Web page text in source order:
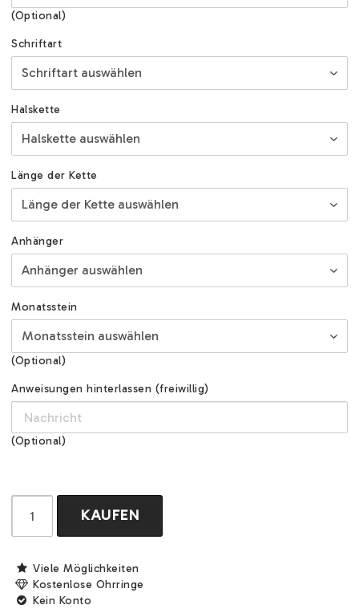
(Optional)
Schriftart
Halskette
Länge der Kette
Anhänger
Monatsstein
(Optional)
Anweisungen hinterlassen (freiwillig)
(Optional)
KAUFEN
Viele Möglichkeiten
Kostenlose Ohrringe
Kein Konto